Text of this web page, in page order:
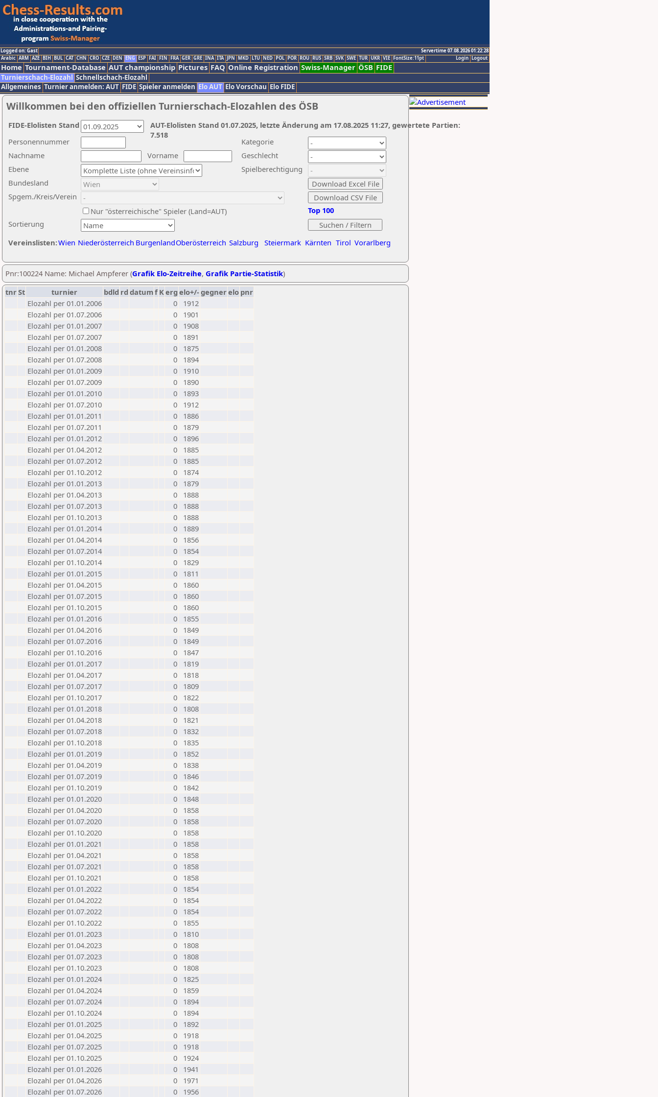
Logged on: Gast
Servertime 07.08.2026 01:22:28
Logout
Login
Arabic ARM AZE BIH BUL CAT CHN CRO CZE DEN ENG ESP FAI FIN FRA GER GRE INA ITA JPN MKD LTU NED POL POR ROU RUS SRB SVK SWE TUR UKR VIE FontSize:11pt
Home Tournament-Database AUT championship Pictures FAQ Online Registration Swiss-Manager ÖSB FIDE
Turnierschach-Elozahl Schnellschach-Elozahl
Allgemeines Turnier anmelden: AUT FIDE Spieler anmelden Elo AUT Elo Vorschau Elo FIDE
Willkommen bei den offiziellen Turnierschach-Elozahlen des ÖSB
Nachname
Vorname
Ebene
Kategorie
Sortierung
Personennummer
Bundesland
Spgem./Kreis/Verein
Geschlecht
Nur "österreichische" Spieler (Land=AUT)
Spielberechtigung
Vereinslisten:Wien Niederösterreich BurgenlandOberösterreich Salzburg Steiermark Kärnten Tirol Vorarlberg
Top 100
AUT-Elolisten Stand 01.07.2025, letzte Änderung am 17.08.2025 11:27, gewertete Partien:
7.518
FIDE-Elolisten Stand
Pnr:100224 Name: Michael Ampferer (Grafik Elo-Zeitreihe, Grafik Partie-Statistik)
tnrSt turnier bdld rd datumf Kerg elo+/-gegnerelo pnr
Elozahl per 01.01.2006
0
1912
Elozahl per 01.07.2006
0
1901
Elozahl per 01.01.2007
0
1908
Elozahl per 01.07.2007
0
1891
Elozahl per 01.01.2008
0
1875
Elozahl per 01.07.2008
0
1894
Elozahl per 01.01.2009
0
1910
Elozahl per 01.07.2009
0
1890
Elozahl per 01.01.2010
0
1893
Elozahl per 01.07.2010
0
1912
Elozahl per 01.01.2011
0
1886
Elozahl per 01.07.2011
0
1879
Elozahl per 01.01.2012
0
1896
Elozahl per 01.04.2012
0
1885
Elozahl per 01.07.2012
0
1885
Elozahl per 01.10.2012
0
1874
Elozahl per 01.01.2013
0
1879
Elozahl per 01.04.2013
0
1888
Elozahl per 01.07.2013
0
1888
Elozahl per 01.10.2013
0
1888
Elozahl per 01.01.2014
0
1889
Elozahl per 01.04.2014
0
1856
Elozahl per 01.07.2014
0
1854
Elozahl per 01.10.2014
0
1829
Elozahl per 01.01.2015
0
1811
Elozahl per 01.04.2015
0
1860
Elozahl per 01.07.2015
0
1860
Elozahl per 01.10.2015
0
1860
Elozahl per 01.01.2016
0
1855
Elozahl per 01.04.2016
0
1849
Elozahl per 01.07.2016
0
1849
Elozahl per 01.10.2016
0
1847
Elozahl per 01.01.2017
0
1819
Elozahl per 01.04.2017
0
1818
Elozahl per 01.07.2017
0
1809
Elozahl per 01.10.2017
0
1822
Elozahl per 01.01.2018
0
1808
Elozahl per 01.04.2018
0
1821
Elozahl per 01.07.2018
0
1832
Elozahl per 01.10.2018
0
1835
Elozahl per 01.01.2019
0
1852
Elozahl per 01.04.2019
0
1838
Elozahl per 01.07.2019
0
1846
Elozahl per 01.10.2019
0
1842
Elozahl per 01.01.2020
0
1848
Elozahl per 01.04.2020
0
1858
Elozahl per 01.07.2020
0
1858
Elozahl per 01.10.2020
0
1858
Elozahl per 01.01.2021
0
1858
Elozahl per 01.04.2021
0
1858
Elozahl per 01.07.2021
0
1858
Elozahl per 01.10.2021
0
1858
Elozahl per 01.01.2022
0
1854
Elozahl per 01.04.2022
0
1854
Elozahl per 01.07.2022
0
1854
Elozahl per 01.10.2022
0
1855
Elozahl per 01.01.2023
0
1810
Elozahl per 01.04.2023
0
1808
Elozahl per 01.07.2023
0
1808
Elozahl per 01.10.2023
0
1808
Elozahl per 01.01.2024
0
1825
Elozahl per 01.04.2024
0
1859
Elozahl per 01.07.2024
0
1894
Elozahl per 01.10.2024
0
1894
Elozahl per 01.01.2025
0
1892
Elozahl per 01.04.2025
0
1918
Elozahl per 01.07.2025
0
1918
Elozahl per 01.10.2025
0
1924
Elozahl per 01.01.2026
0
1941
Elozahl per 01.04.2026
0
1971
Elozahl per 01.07.2026
0 1956